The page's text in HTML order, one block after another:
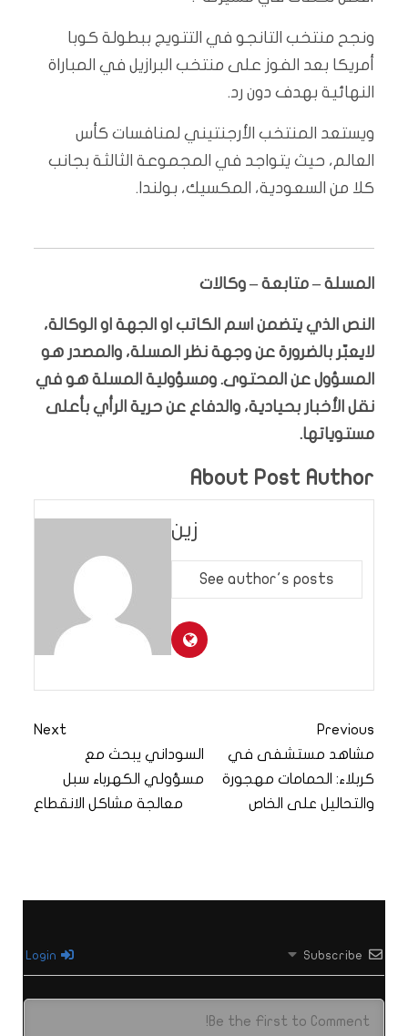
ونجح منتخب التانجو في التتويج ببطولة كوبا
أمريكا بعد الفوز على منتخب البرازيل في المباراة
النهائية بهدف دون رد.
ويستعد المنتخب الأرجنتيني لمنافسات كأس
العالم، حيث يتواجد في المجموعة الثالثة بجانب
كلا من السعودية، المكسيك، بولندا.
المسلة – متابعة – وكالات
النص الذي يتضمن اسم الكاتب او الجهة او الوكالة،
لايعبّر بالضرورة عن وجهة نظر المسلة، والمصدر هو
المسؤول عن المحتوى. ومسؤولية المسلة هو في
نقل الأخبار بحيادية، والدفاع عن حرية الرأي بأعلى
مستوياتها.
About Post Author
زين
See author's posts
Previous
مشاهد مستشفى في
كربلاء: الحمامات مهجورة
والتحاليل على الخاص
Next
السوداني يبحث مع
مسؤولي الكهرباء سبل
معالجة مشاكل الانقطاع
Subscribe